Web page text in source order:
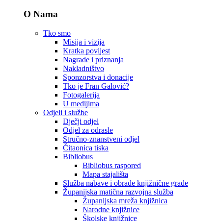
O Nama
Tko smo
Misija i vizija
Kratka povijest
Nagrade i priznanja
Nakladništvo
Sponzorstva i donacije
Tko je Fran Galović?
Fotogalerija
U medijima
Odjeli i službe
Dječji odjel
Odjel za odrasle
Stručno-znanstveni odjel
Čitaonica tiska
Bibliobus
Bibliobus raspored
Mapa stajališta
Služba nabave i obrade knjižnične građe
Županijska matična razvojna služba
Županijska mreža knjižnica
Narodne knjižnice
Školske knjižnice